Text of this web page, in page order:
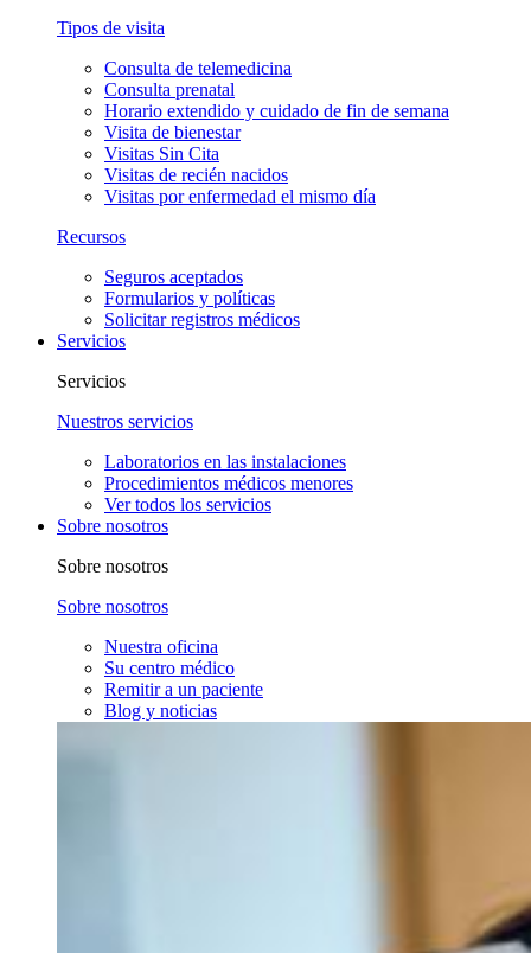
Tipos de visita
Consulta de telemedicina
Consulta prenatal
Horario extendido y cuidado de fin de semana
Visita de bienestar
Visitas Sin Cita
Visitas de recién nacidos
Visitas por enfermedad el mismo día
Recursos
Seguros aceptados
Formularios y políticas
Solicitar registros médicos
Servicios
Servicios
Nuestros servicios
Laboratorios en las instalaciones
Procedimientos médicos menores
Ver todos los servicios
Sobre nosotros
Sobre nosotros
Sobre nosotros
Nuestra oficina
Su centro médico
Remitir a un paciente
Blog y noticias